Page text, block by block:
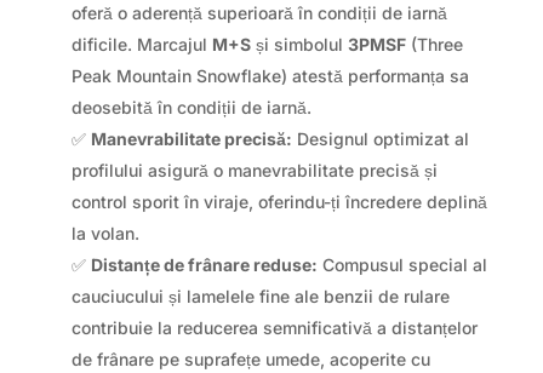
oferă o aderență superioară în condiții de iarnă
dificile. Marcajul M+Sși simbolul 3PMSF(Three
Peak Mountain Snowflake) atestă performanța sa
deosebită în condiții de iarnă.
✅ Manevrabilitate precisă: Designul optimizat al
profilului asigură o manevrabilitate precisă și
control sporit în viraje, oferindu-ți încredere deplină
la volan.
✅ Distanțe de frânare reduse: Compusul special al
cauciucului și lamelele fine ale benzii de rulare
contribuie la reducerea semnificativă a distanțelor
de frânare pe suprafețe umede, acoperite cu